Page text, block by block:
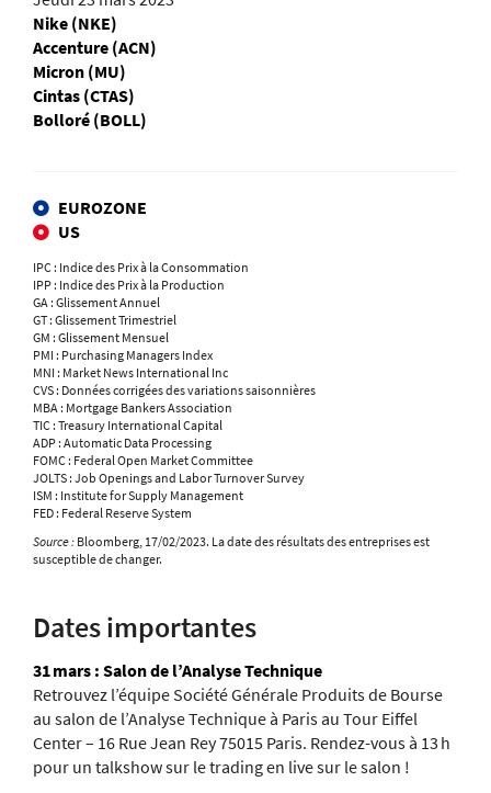
Nike (NKE)
Accenture (ACN)
Micron (MU)
Cintas (CTAS)
Bolloré (BOLL)
EUROZONE
US
IPC : Indice des Prix à la Consommation
IPP : Indice des Prix à la Production
GA : Glissement Annuel
GT : Glissement Trimestriel
GM : Glissement Mensuel
PMI : Purchasing Managers Index
MNI : Market News International Inc
CVS : Données corrigées des variations saisonnières
MBA : Mortgage Bankers Association
TIC : Treasury International Capital
ADP : Automatic Data Processing
FOMC : Federal Open Market Committee
JOLTS : Job Openings and Labor Turnover Survey
ISM : Institute for Supply Management
FED : Federal Reserve System
Source : Bloomberg, 17/02/2023. La date des résultats des entreprises est
susceptible de changer.
Dates importantes
31 mars : Salon de l’Analyse Technique
Retrouvez l’équipe Société Générale Produits de Bourse
au salon de l’Analyse Technique à Paris au Tour Eiffel
Center – 16 Rue Jean Rey 75015 Paris. Rendez-vous à 13 h
pour un talkshow sur le trading en live sur le salon !